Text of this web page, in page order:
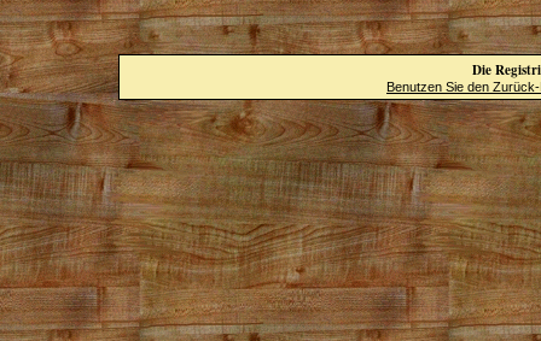
Die
Benutzen Sie den